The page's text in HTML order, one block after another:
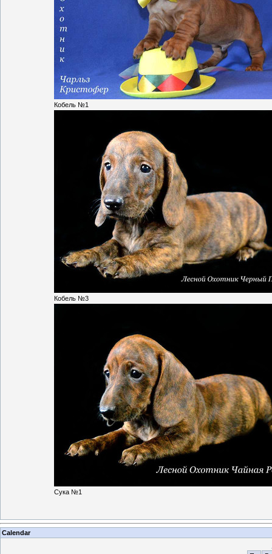
Кобель №1
Кобель №3
Сука №1
Calendar